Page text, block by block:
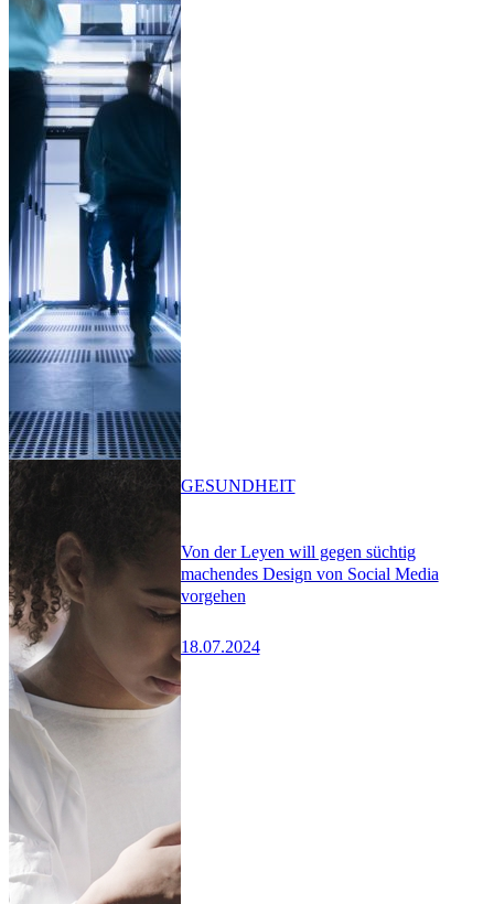
Von der Leyen will gegen süchtig
machendes Design von Social Media
vorgehen
18.07.2024
GESUNDHEIT